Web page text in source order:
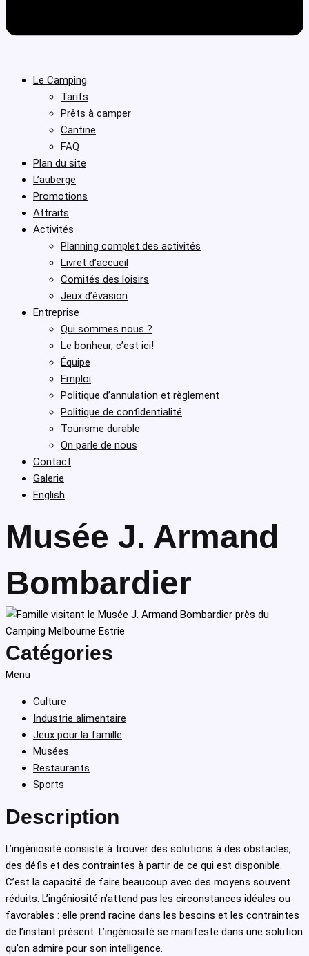
Le Camping
Tarifs
Prêts à camper
Cantine
FAQ
Plan du site
L’auberge
Promotions
Attraits
Activités
Planning complet des activités
Livret d’accueil
Comités des loisirs
Jeux d’évasion
Entreprise
Qui sommes nous ?
Le bonheur, c’est ici!
Équipe
Emploi
Politique d’annulation et règlement
Politique de confidentialité
Tourisme durable
On parle de nous
Contact
Galerie
English
Musée J. Armand
Bombardier
Catégories
Menu
Culture
Industrie alimentaire
Jeux pour la famille
Musées
Restaurants
Sports
Description
L’ingéniosité consiste à trouver des solutions à des obstacles,
des défis et des contraintes à partir de ce qui est disponible.
C’est la capacité de faire beaucoup avec des moyens souvent
réduits. L’ingéniosité n’attend pas les circonstances idéales ou
favorables : elle prend racine dans les besoins et les contraintes
de l’instant présent. L’ingéniosité se manifeste dans une solution
qu’on admire pour son intelligence.